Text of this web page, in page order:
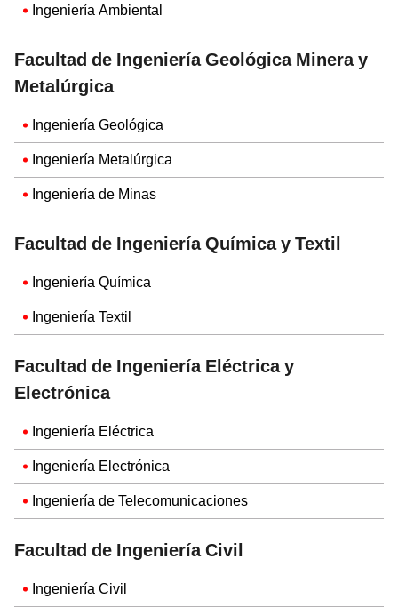
Ingeniería Ambiental
Facultad de Ingeniería Geológica Minera y
Metalúrgica
Ingeniería Geológica
Ingeniería Metalúrgica
Ingeniería de Minas
Facultad de Ingeniería Química y Textil
Ingeniería Química
Ingeniería Textil
Facultad de Ingeniería Eléctrica y
Electrónica
Ingeniería Eléctrica
Ingeniería Electrónica
Ingeniería de Telecomunicaciones
Facultad de Ingeniería Civil
Ingeniería Civil